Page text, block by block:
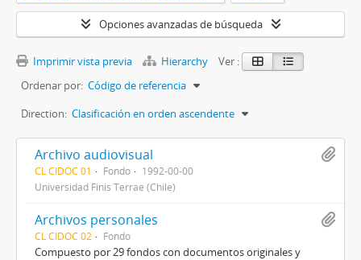
Opciones avanzadas de búsqueda
Imprimir vista previa Hierarchy
Ver :
Ordenar por: Código de referencia
Direction: Clasificación en orden ascendente
Archivo audiovisual
CL CIDOC 01 Fondo
1992-00-00
Universidad Finis Terrae (Chile)
Archivos personales
CL CIDOC 02 Fondo
Compuesto por 29 fondos con documentos originales y